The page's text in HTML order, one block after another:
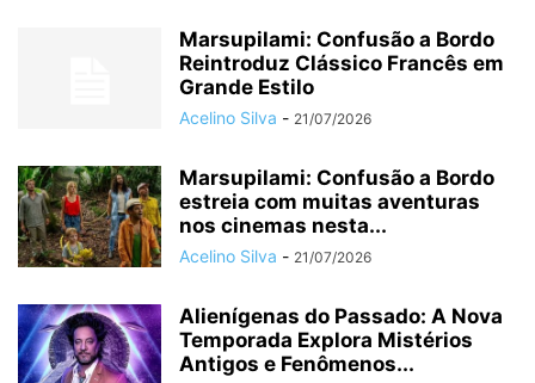
Marsupilami: Confusão a Bordo
Reintroduz Clássico Francês em
Grande Estilo
Acelino Silva - 21/07/2026
Marsupilami: Confusão a Bordo
estreia com muitas aventuras
nos cinemas nesta...
Acelino Silva - 21/07/2026
Alienígenas do Passado: A Nova
Temporada Explora Mistérios
Antigos e Fenômenos...